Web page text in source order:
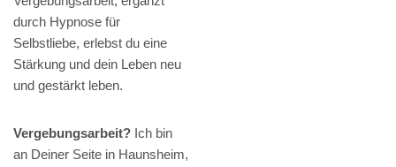
durch Hypnose für
Selbstliebe, erlebst du eine
Stärkung und dein Leben neu
und gestärkt leben.
Vergebungsarbeit? Ich bin
an Deiner Seite in Haunsheim,